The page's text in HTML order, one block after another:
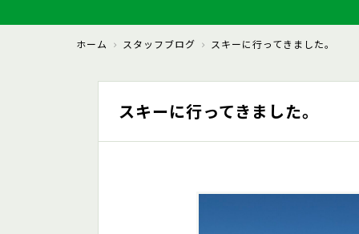
ホーム スタッフブログ スキーに行ってきました。
スキーに行ってきました。